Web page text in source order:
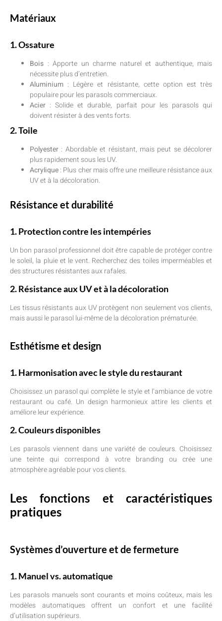
Matériaux
1. Ossature
Bois : Apporte un charme naturel et authentique, mais
nécessite plus d’entretien.
Aluminium : Légère et résistante, cette option est très
populaire pour les parasols commerciaux.
Acier : Solide et durable, parfait pour les parasols qui
doivent résister à des vents forts.
2. Toile
Polyester : Abordable et résistant, mais peut se décolorer
plus rapidement sous les UV.
Acrylique: Plus cher mais offre une meilleure résistance aux
UV et à la décoloration.
Résistance et durabilité
1. Protection contre les intempéries
Un bon parasol professionnel doit être capable de protéger contre
le soleil, la pluie et le vent. Recherchez des toiles imperméables et
des structures résistantes aux rafales.
2. Résistance aux UV et à la décoloration
Les tissus résistants aux UV protègent non seulement vos clients,
mais aussi le parasol lui-même de la décoloration prématurée.
Esthétisme et design
1. Harmonisation avec le style du restaurant
Choisissez un parasol qui complète le style et l’ambiance de votre
restaurant ou café. Un design harmonieux attire les clients et
améliore leur expérience.
2. Couleurs disponibles
Les parasols viennent dans une variété de couleurs. Choisissez
une teinte qui correspond à votre branding ou crée une
atmosphère agréable pour vos clients.
Les fonctions et caractéristiques
pratiques
Systèmes d’ouverture et de fermeture
1. Manuel vs. automatique
Les parasols manuels sont courants et moins coûteux, mais les
modèles automatiques offrent un confort et une facilité
d’utilisation supérieurs.